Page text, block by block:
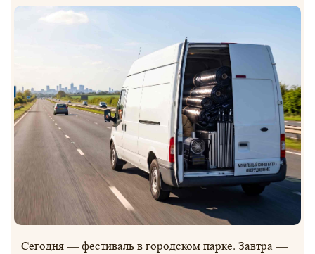
Сегодня — фестиваль в городском парке. Завтра —